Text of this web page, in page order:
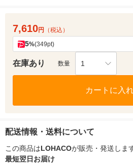
7,610円 （税込）
5%(349pt)
在庫あり 数量 1
カートに入
配送情報・送料について
この商品はLOHACOが販売・発送しま
最短翌日お届け